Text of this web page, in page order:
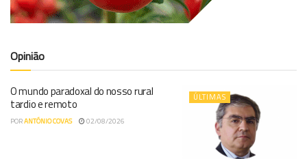
Opinião
ÚLTIMAS
O mundo paradoxal do nosso rural
tardio e remoto
PORANTÓNIO COVAS 02/08/2026